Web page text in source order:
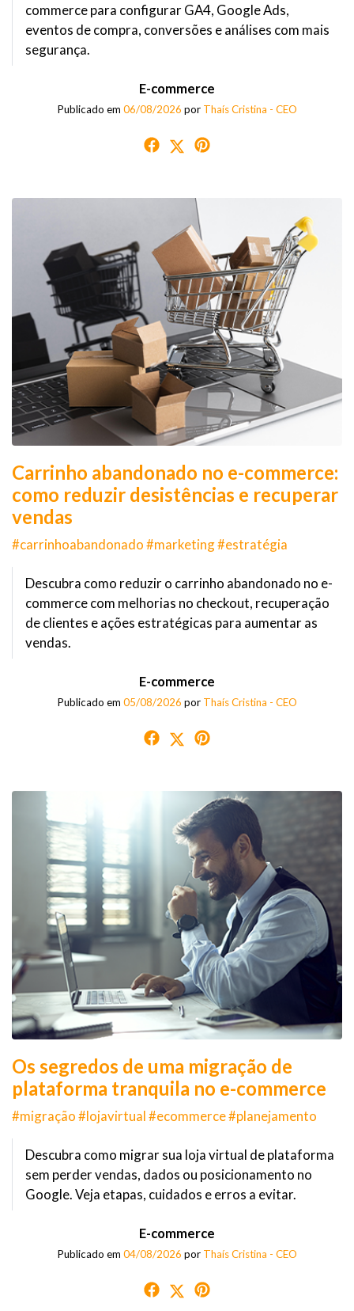
commerce para configurar GA4, Google Ads,
eventos de compra, conversões e análises com mais
segurança.
E-commerce
Publicado em 06/08/2026 por Thaís Cristina - CEO
Carrinho abandonado no e-commerce:
como reduzir desistências e recuperar
vendas
#carrinhoabandonado #marketing #estratégia
Descubra como reduzir o carrinho abandonado no e-
commerce com melhorias no checkout, recuperação
de clientes e ações estratégicas para aumentar as
vendas.
E-commerce
Publicado em 05/08/2026 por Thaís Cristina - CEO
Os segredos de uma migração de
plataforma tranquila no e-commerce
#migração #lojavirtual #ecommerce #planejamento
Descubra como migrar sua loja virtual de plataforma
sem perder vendas, dados ou posicionamento no
Google. Veja etapas, cuidados e erros a evitar.
E-commerce
Publicado em 04/08/2026 por Thaís Cristina - CEO